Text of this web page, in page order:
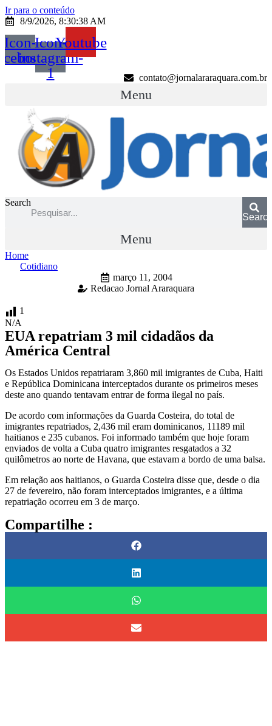
Ir para o conteúdo
8/9/2026, 8:30:38 AM
Icon-Icon-
instagram-
1
Youtube
contato@jornalararaquara.com.br
Menu
Search
Menu
Home
Cotidiano
março 11, 2004
Redacao Jornal Araraquara
1
N/A
EUA repatriam 3 mil cidadãos da
América Central
Os Estados Unidos repatriaram 3,860 mil imigrantes de Cuba, Haiti
e República Dominicana interceptados durante os primeiros meses
deste ano quando tentavam entrar de forma ilegal no país.
De acordo com informações da Guarda Costeira, do total de
imigrantes repatriados, 2,436 mil eram dominicanos, 11189 mil
haitianos e 235 cubanos. Foi informado também que hoje foram
enviados de volta a Cuba quatro imigrantes resgatados a 32
quilômetros ao norte de Havana, que estavam a bordo de uma balsa.
Em relação aos haitianos, o Guarda Costeira disse que, desde o dia
27 de fevereiro, não foram interceptados imigrantes, e a última
repatriação ocorreu em 3 de março.
Compartilhe :